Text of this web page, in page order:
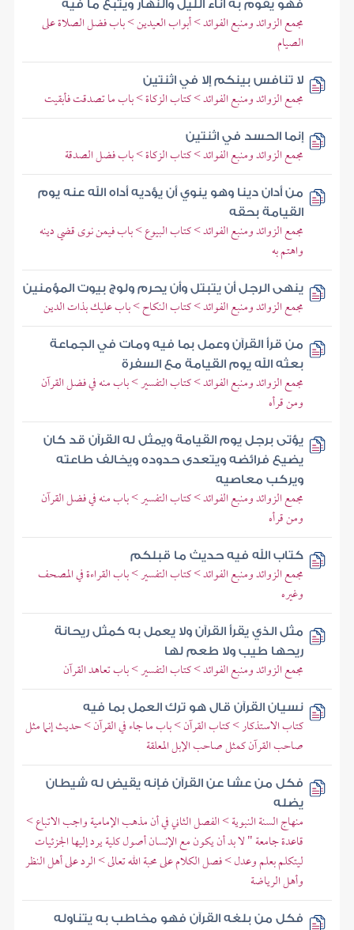
فهو يقوم به آناء الليل والنهار ويتبع ما فيه
مجمع الزوائد ومنبع الفوائد > أبواب العيدين > باب فضل الصلاة على
الصيام
لا تنافس بينكم إلا في اثنتين
مجمع الزوائد ومنبع الفوائد > كتاب الزكاة > باب ما تصدقت فأبقيت
إنما الحسد في اثنتين
مجمع الزوائد ومنبع الفوائد > كتاب الزكاة > باب فضل الصدقة
من أدان دينا وهو ينوي أن يؤديه أداه الله عنه يوم
القيامة بحقه
مجمع الزوائد ومنبع الفوائد > كتاب البيوع > باب فيمن نوى قضي دينه
واهتم به
ينهى الرجل أن يتبتل وأن يحرم ولوج بيوت المؤمنين
مجمع الزوائد ومنبع الفوائد > كتاب النكاح > باب عليك بذات الدين
من قرأ القرآن وعمل بما فيه ومات في الجماعة
بعثه الله يوم القيامة مع السفرة
مجمع الزوائد ومنبع الفوائد > كتاب التفسير > باب منه في فضل القرآن
ومن قرأه
يؤتى برجل يوم القيامة ويمثل له القرآن قد كان
يضيع فرائضه ويتعدى حدوده ويخالف طاعته
ويركب معاصيه
مجمع الزوائد ومنبع الفوائد > كتاب التفسير > باب منه في فضل القرآن
ومن قرأه
كتاب الله فيه حديث ما قبلكم
مجمع الزوائد ومنبع الفوائد > كتاب التفسير > باب القراءة في المصحف
وغيره
مثل الذي يقرأ القرآن ولا يعمل به كمثل ريحانة
ريحها طيب ولا طعم لها
مجمع الزوائد ومنبع الفوائد > كتاب التفسير > باب تعاهد القرآن
نسيان القرآن قال هو ترك العمل بما فيه
كتاب الاستذكار > كتاب القرآن > باب ما جاء في القرآن > حديث إنما مثل
صاحب القرآن كمثل صاحب الإبل المعلقة
فكل من عشا عن القرآن فإنه يقيض له شيطان
يضله
منهاج السنة النبوية > الفصل الثاني في أن مذهب الإمامية واجب الاتباع >
قاعدة جامعة " لا بد أن يكون مع الإنسان أصول كلية يرد إليها الجزئيات
ليتكلم بعلم وعدل > فصل الكلام على محبة الله تعالى > الرد على أهل النظر
وأهل الرياضة
فكل من بلغه القرآن فهو مخاطب به يتناوله